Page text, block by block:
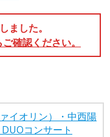
ました。
確認ください。
イオリン）・中西陽
コンサート